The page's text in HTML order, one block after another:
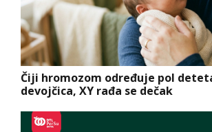
Čiji hromozom određuje pol
devojčica, XY rađa se dečak